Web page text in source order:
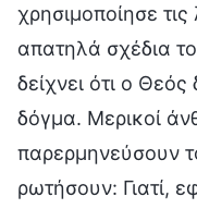
χρησιμοποίησε
απατηλά σχέδια
δείχνει ότι ο
δόγμα. Μερικοί
παρερμηνεύσουν
ρωτήσουν: Γιατί,